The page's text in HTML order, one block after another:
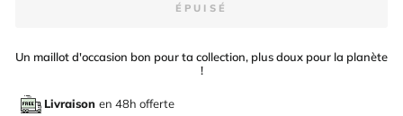
ÉPUISÉ
Un maillot d'occasion bon pour ta collection, plus doux pour la planète
!
Livraison en 48h offerte